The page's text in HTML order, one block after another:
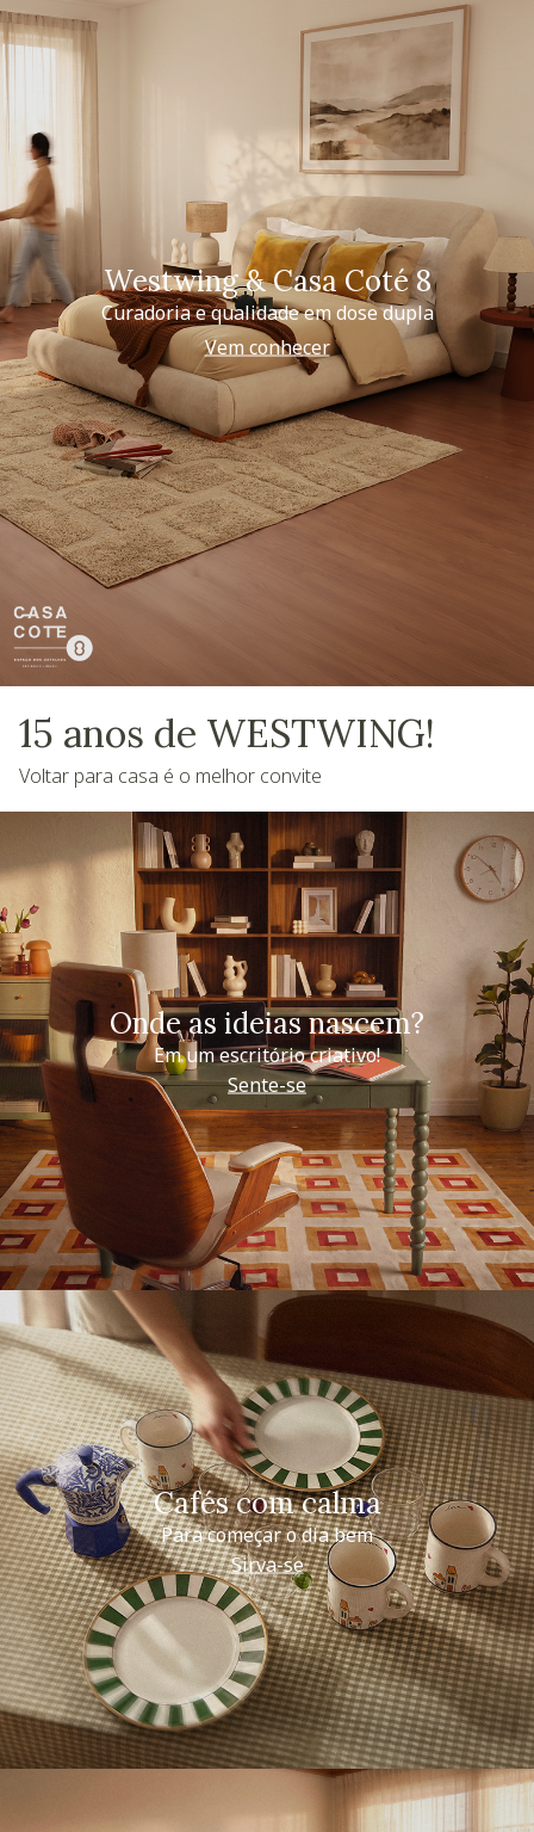
Westwing & Casa Coté 8
Curadoria e qualidade em dose dupla
Vem conhecer
15 anos de WESTWING!
Voltar para casa é o melhor convite
Onde as ideias nascem?
Em um escritório criativo!
Sente-se
Cafés com calma
Para começar o dia bem
Sirva-se